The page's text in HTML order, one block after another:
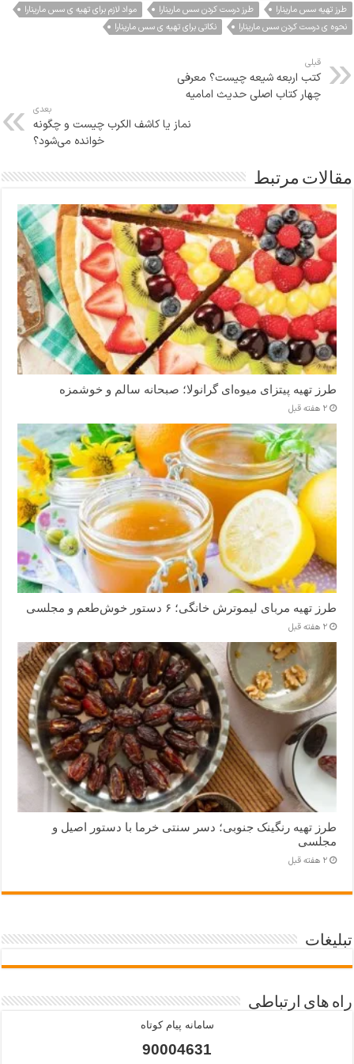
طرز تهیه سس مارینارا
طرز درست کردن سس مارینارا
مواد لازم برای تهیه ی سس مارینارا
نحوه ی درست کردن سس مارینارا
نکاتی برای تهیه ی سس مارینارا
قبلی
کتب اربعه شیعه چیست؟ معرفی
چهار کتاب اصلی حدیث امامیه
بعدی
نماز یا کاشف الکرب چیست و چگونه
خوانده می‌شود؟
مقالات مرتبط
طرز تهیه پیتزای میوه‌ای گرانولا؛ صبحانه سالم و خوشمزه
2 هفته قبل
طرز تهیه مربای لیموترش خانگی؛ ۶ دستور خوش‌طعم و مجلسی
2 هفته قبل
طرز تهیه رنگینک جنوبی؛ دسر سنتی خرما با دستور اصیل و
مجلسی
2 هفته قبل
تبلیغات
راه های ارتباطی
سامانه پیام کوتاه
90004631